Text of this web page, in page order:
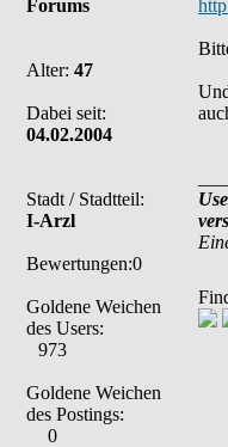
Forums
Alter: 47
Dabei seit:
04.02.2004
Stadt / Stadtteil:
I-Arzl
Bewertungen:0
Goldene Weichen
des Users:
973
Goldene Weichen
des Postings:
0